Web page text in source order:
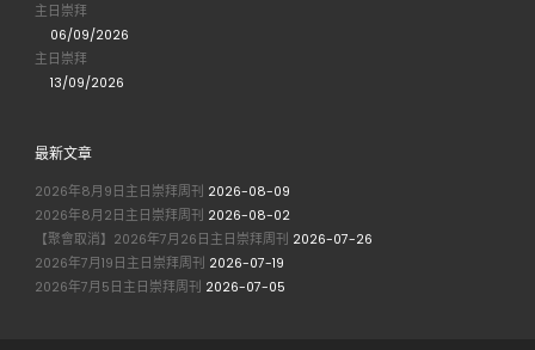
主日崇拜
06/09/2026
主日崇拜
13/09/2026
最新文章
2026年8月9日主日崇拜周刊 2026-08-09
2026年8月2日主日崇拜周刊 2026-08-02
【聚會取消】2026年7月26日主日崇拜周刊 2026-07-26
2026年7月19日主日崇拜周刊 2026-07-19
2026年7月5日主日崇拜周刊 2026-07-05